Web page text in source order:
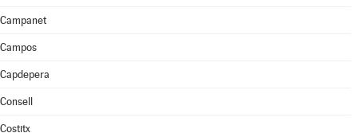
Campanet
Campos
Capdepera
Consell
Costitx